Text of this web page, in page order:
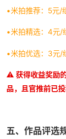
•米拍推荐：5元/
•米拍精选：4元/
•米拍优选：3元/
⚠️获得收益奖励
品，且官推前已
五、作品评选